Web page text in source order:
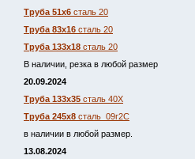
Труба 51х6 сталь 20
Труба 83х16 сталь 20
Труба 133х18 сталь 20
В наличии, резка в любой размер
20.09.2024
Труба 133х35 сталь 40Х
Труба 245х8 сталь 09г2С
в наличии в любой размер.
13.08.2024